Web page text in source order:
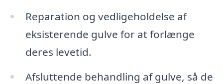
Reparation og vedligeholdelse af
eksisterende gulve for at forlænge
deres levetid.
Afsluttende behandling af gulve, så de